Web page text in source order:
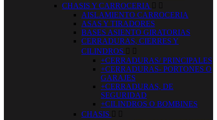
CHASIS Y CARROCERIA  
AISLAMIENTO CARROCERIA
ASAS Y TIRADORES
BASES ASIENTO GIRATORIAS
CERRADURAS, CIERRES Y
CILINDROS  
+CERRADURAS/ PRINCIPALES
+CERRADURAS- PORTONES O
GARAJES
+CERRADURAS, DE
SEGURIDAD
+CILINDROS O BOMBINES
CHASIS  